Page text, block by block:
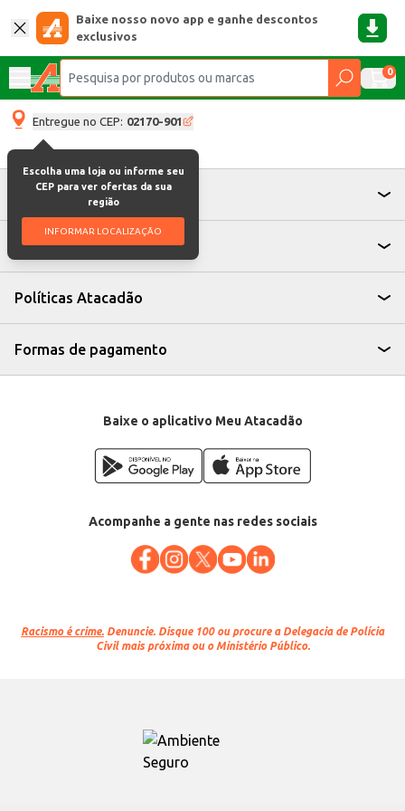
Baixe nosso novo app e ganhe descontos
exclusivos
0
Entregue no CEP: 02170-901
Escolha uma loja ou informe seu
CEP para ver ofertas da sua
região
INFORMAR LOCALIZAÇÃO
Atendimento
Institucional
Políticas Atacadão
Formas de pagamento
Baixe o aplicativo Meu Atacadão
Acompanhe a gente nas redes sociais
Racismo é crime. Denuncie. Disque 100 ou procure a Delegacia de Polícia
Civil mais próxima ou o Ministério Público.